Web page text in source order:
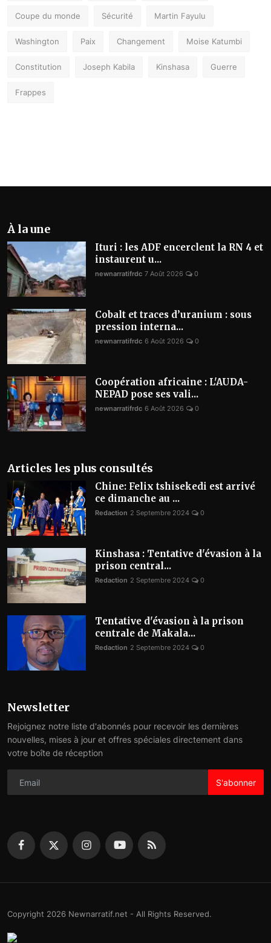
Coupe du monde Sécurité Martin Fayulu
Washington Paix Changement Moise Katumbi
Constitution Joseph Kabila Kinshasa Guerre
Frappes
À la une
Ituri : les ADF encerclent la RN 4 et
instaurent u...
newnarratifrdc 7 Août 2026 0
Cobalt et traces d’uranium : sous
pression interna...
newnarratifrdc 6 Août 2026 0
Coopération africaine : L'AUDA-
NEPAD pose ses vali...
newnarratifrdc 6 Août 2026 0
Articles les plus consultés
Chine: Felix tshisekedi est arrivé
ce dimanche au ...
Redaction 2 Septembre 2024 0
Kinshasa : Tentative d'évasion à la
prison central...
Redaction 2 Septembre 2024 0
Tentative d'évasion à la prison
centrale de Makala...
Redaction 2 Septembre 2024 0
Newsletter
Rejoignez notre liste d'abonnés pour recevoir les dernières
nouvelles, mises à jour et offres spéciales directement dans
votre boîte de réception
S'abonner
Copyright 2026 Newnarratif.net - All Rights Reserved.